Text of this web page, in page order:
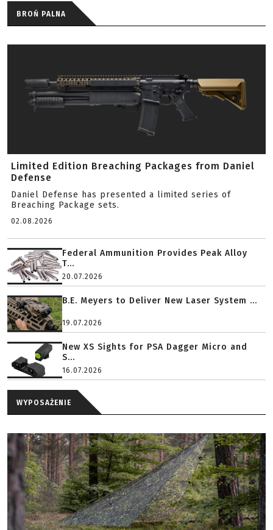
BROŃ PALNA
Limited Edition Breaching Packages from Daniel
Defense
Daniel Defense has presented a limited series of
Breaching Package sets.
02.08.2026
Federal Ammunition Provides Peak Alloy
T...
20.07.2026
B.E. Meyers to Deliver New Laser System ...
19.07.2026
New XS Sights for PSA Dagger Micro and
S...
16.07.2026
WYPOSAŻENIE